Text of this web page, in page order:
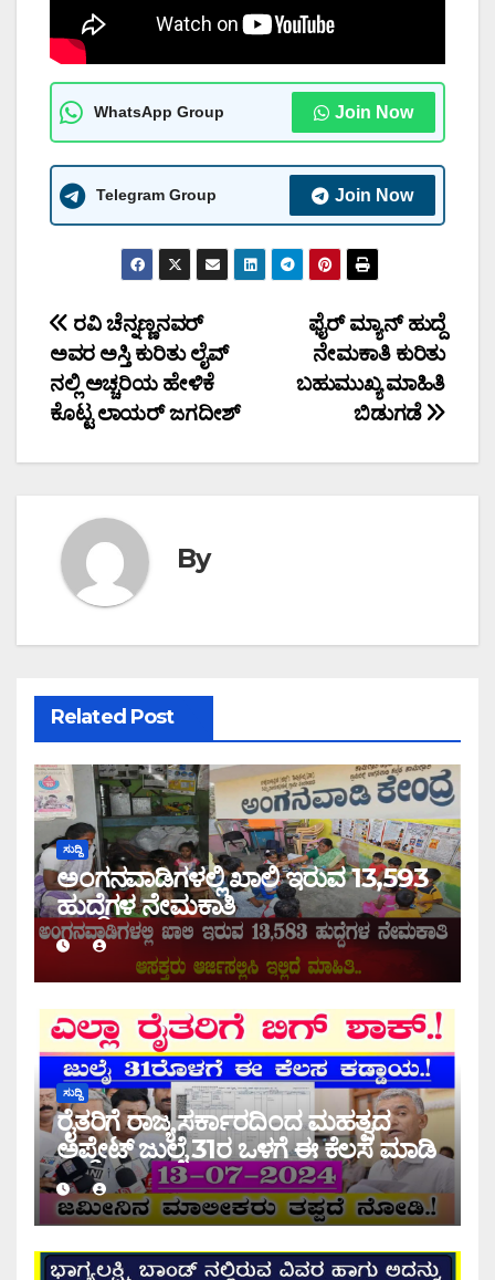
WhatsApp Group Join Now
Telegram Group Join Now
Post
navigation
ಫೈರ್ ಮ್ಯಾನ್ ಹುದ್ದೆ
ನೇಮಕಾತಿ ಕುರಿತು
ಬಹುಮುಖ್ಯ ಮಾಹಿತಿ
ಬಿಡುಗಡೆ
ರವಿ ಚೆನ್ನಣ್ಣನವರ್
ಅವರ ಅಸ್ತಿ ಕುರಿತು ಲೈವ್
ನಲ್ಲಿ ಅಚ್ಚರಿಯ ಹೇಳಿಕೆ
ಕೊಟ್ಟ ಲಾಯರ್ ಜಗದೀಶ್
By
Related Post
ಸುದ್ದಿ
ಅಂಗನವಾಡಿಗಳಲ್ಲಿ ಖಾಲಿ ಇರುವ 13,593
ಹುದ್ದೆಗಳ ನೇಮಕಾತಿ
ಸುದ್ದಿ
ರೈತರಿಗೆ ರಾಜ್ಯ ಸರ್ಕಾರದಿಂದ ಮಹತ್ವದ
ಅಪ್ಡೇಟ್ ಜುಲೈ 31ರ ಒಳಗೆ ಈ ಕೆಲಸ ಮಾಡಿ